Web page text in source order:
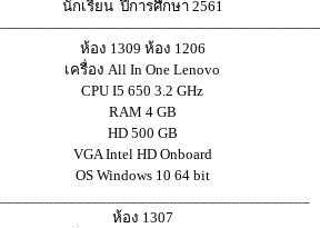
นักเรียน ปีการศึกษา 2561
ห้อง 1309 ห้อง 1206
เครื่อง All In One Lenovo
CPU I5 650 3.2 GHz
RAM 4 GB
HD 500 GB
VGA Intel HD Onboard
OS Windows 10 64 bit
ห้อง 1307